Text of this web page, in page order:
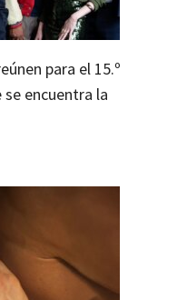
para el 15.º
encuentra la